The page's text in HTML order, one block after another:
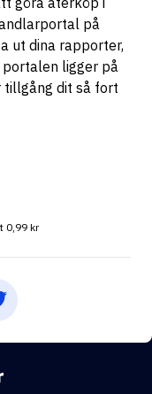
på
ut dina rapporter,
ligger på
tillgång dit så fort
0,99 kr